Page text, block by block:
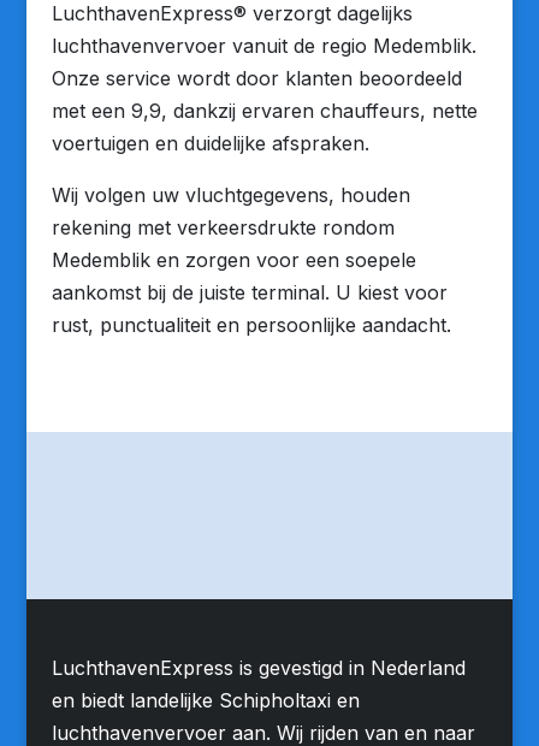
LuchthavenExpress® verzorgt dagelijks
luchthavenvervoer vanuit de regio Medemblik.
Onze service wordt door klanten beoordeeld
met een 9,9, dankzij ervaren chauffeurs, nette
voertuigen en duidelijke afspraken.
Wij volgen uw vluchtgegevens, houden
rekening met verkeersdrukte rondom
Medemblik en zorgen voor een soepele
aankomst bij de juiste terminal. U kiest voor
rust, punctualiteit en persoonlijke aandacht.
LuchthavenExpress is gevestigd in Nederland
en biedt landelijke Schipholtaxi en
luchthavenvervoer aan. Wij rijden van en naar